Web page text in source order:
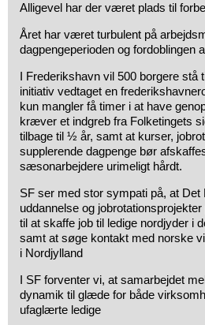
Alligevel har der været plads til
Året har været turbulent på
dagpengeperioden og fordoblingen
I Frederikshavn vil 500 borgere stå
initiativ vedtaget en
kun mangler få timer i at have
kræver et indgreb fra Folketingets
tilbage til ½ år, samt at kurser,
supplerende dagpenge bør
sæsonarbejdere urimeligt hårdt.
SF ser med stor sympati på, at
uddannelse og
til at skaffe job til ledige nordjyder i
samt at søge kontakt med norske
i Nordjylland
I SF forventer vi, at samarbejdet
dynamik til glæde for både
ufaglærte ledige